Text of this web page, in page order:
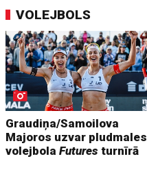
VOLEJBOLS
Graudiņa/Samoilova
Majoros uzvar pludmales
volejbolaFutures turnīrā